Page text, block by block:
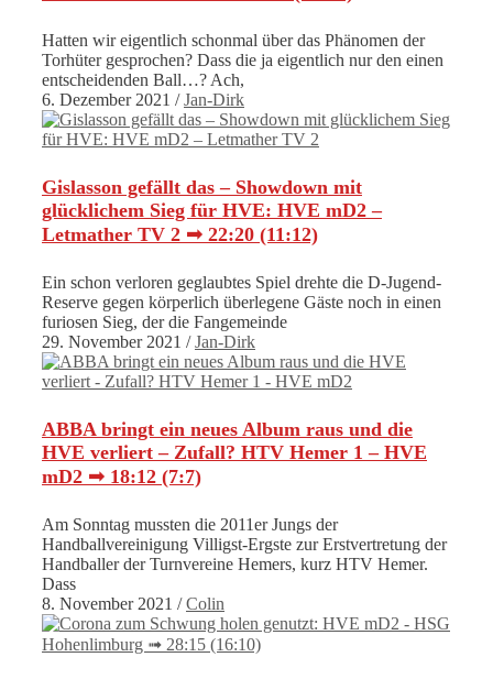
Hatten wir eigentlich schonmal über das Phänomen der
Torhüter gesprochen? Dass die ja eigentlich nur den einen
entscheidenden Ball…? Ach,
6. Dezember 2021 /Jan-Dirk
Gislasson gefällt das – Showdown mit
glücklichem Sieg für HVE: HVE mD2 –
Letmather TV 2 ➟ 22:20 (11:12)
Ein schon verloren geglaubtes Spiel drehte die D-Jugend-
Reserve gegen körperlich überlegene Gäste noch in einen
furiosen Sieg, der die Fangemeinde
29. November 2021 /Jan-Dirk
ABBA bringt ein neues Album raus und die
HVE verliert – Zufall? HTV Hemer 1 – HVE
mD2 ➟ 18:12 (7:7)
Am Sonntag mussten die 2011er Jungs der
Handballvereinigung Villigst-Ergste zur Erstvertretung der
Handballer der Turnvereine Hemers, kurz HTV Hemer.
Dass
8. November 2021 /Colin